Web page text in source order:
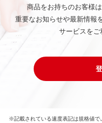
第3条 使用制限
本ソフトウェアの用
り、逆アセンブル、
リング、その他の修
はできません。
す。
商品をお持ちのお客様は
重要なお知らせや最新情報
サービスをご
※記載されている速度表記は規格値で